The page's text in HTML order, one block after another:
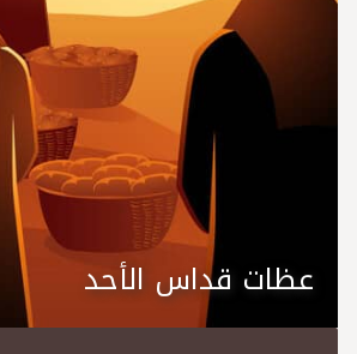
عظات قداس الأحد